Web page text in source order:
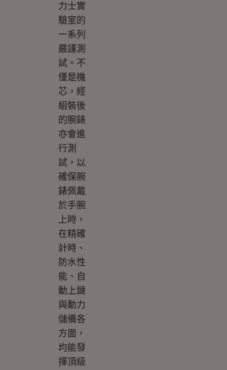
力士實
驗室的
一系列
嚴謹測
試。不
僅是機
芯，經
組裝後
的腕錶
亦會進
行測
試，以
確保腕
錶佩戴
於手腕
上時，
在精確
計時、
防水性
能、自
動上鏈
與動力
儲備各
方面，
均能發
揮頂級